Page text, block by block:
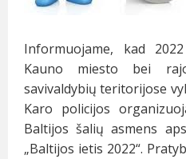
Informuojame, kad
Kauno miesto bei
savivaldybių teritorijose
Karo policijos
Baltijos šalių asmens
„Baltijos ietis 2022“.